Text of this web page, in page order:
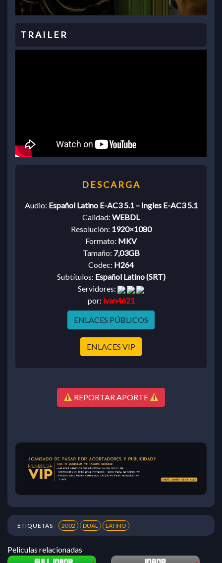
Audio: Español Latino E-AC3 5.1 – Ingles E-AC3 5.1
Calidad: WEBDL
Resolución: 1920×1080
Formato: MKV
Tamaño: 7,03GB
Codec: H264
Subtítulos: Español Latino (SRT)
Servidores:
por: ivan4621
ENLACES PÚBLICOS
ENLACES VIP
REPORTAR APORTE
ETIQUETAS - 2002 DUAL LATINO
Peliculas relacionadas